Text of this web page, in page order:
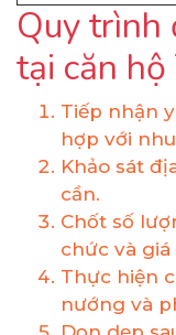
Quy trình
tại căn
Tiếp nhận
hợp với
Khảo sát
cần.
Chốt số
chức và
Thực hiện
nướng và